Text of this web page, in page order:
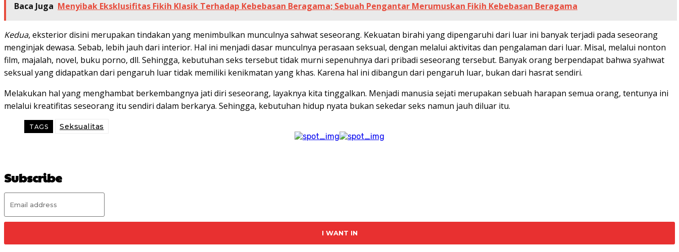
Baca Juga Menyibak Eksklusifitas Fikih Klasik Terhadap Kebebasan Beragama; Sebuah Pengantar Merumuskan Fikih Kebebasan Beragama
Kedua, eksterior disini merupakan tindakan yang menimbulkan munculnya sahwat seseorang. Kekuatan birahi yang dipengaruhi dari luar ini banyak terjadi pada seseorang
menginjak dewasa. Sebab, lebih jauh dari interior. Hal ini menjadi dasar munculnya perasaan seksual, dengan melalui aktivitas dan pengalaman dari luar. Misal, melalui nonton
film, majalah, novel, buku porno, dll. Sehingga, kebutuhan seks tersebut tidak murni sepenuhnya dari pribadi seseorang tersebut. Banyak orang berpendapat bahwa syahwat
seksual yang didapatkan dari pengaruh luar tidak memiliki kenikmatan yang khas. Karena hal ini dibangun dari pengaruh luar, bukan dari hasrat sendiri.
Melakukan hal yang menghambat berkembangnya jati diri seseorang, layaknya kita tinggalkan. Menjadi manusia sejati merupakan sebuah harapan semua orang, tentunya ini
melalui kreatifitas seseorang itu sendiri dalam berkarya. Sehingga, kebutuhan hidup nyata bukan sekedar seks namun jauh diluar itu.
TAGS Seksualitas
Subscribe
I WANT IN